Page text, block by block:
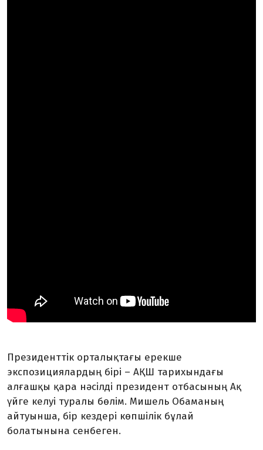
Президенттік орталықтағы ерекше
экспозициялардың бірі – АҚШ тарихындағы
алғашқы қара нәсілді президент отбасының Ақ
үйге келуі туралы бөлім. Мишель Обаманың
айтуынша, бір кездері көпшілік бұлай
болатынына сенбеген.